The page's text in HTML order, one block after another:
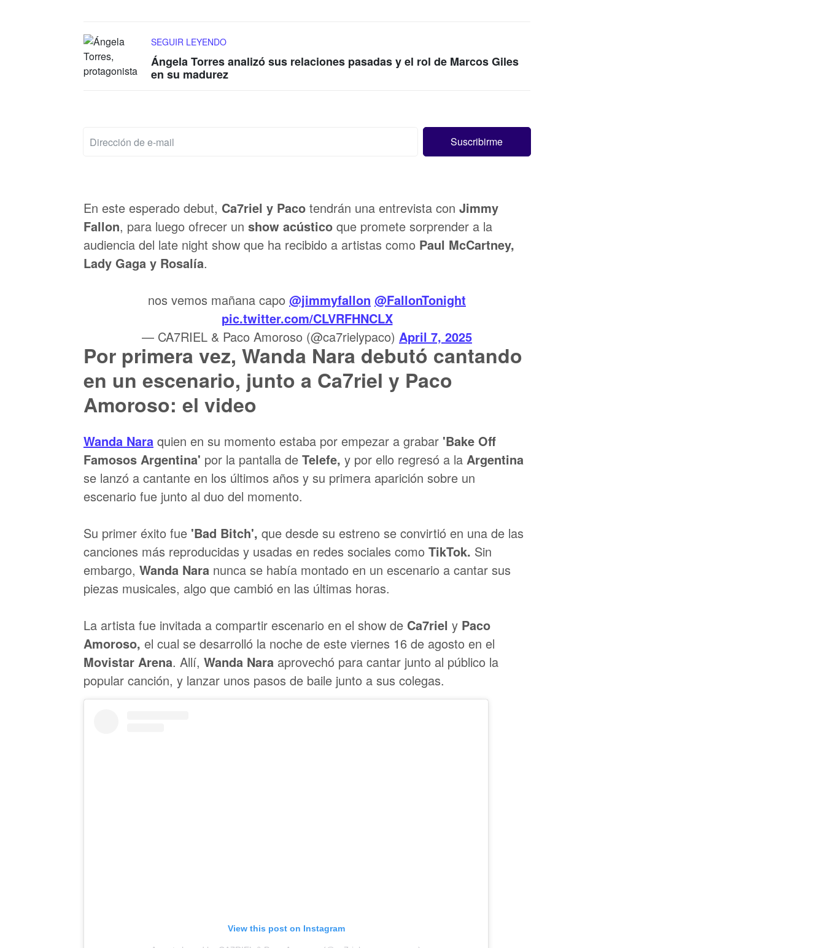
SEGUIR LEYENDO
Ángela Torres analizó sus relaciones pasadas y el rol de Marcos Giles
en su madurez
En este esperado debut, Ca7riel y Paco tendrán una entrevista con Jimmy
Fallon, para luego ofrecer un show acústico que promete sorprender a la
audiencia del late night show que ha recibido a artistas como Paul McCartney,
Lady Gaga y Rosalía.
nos vemos mañana capo @jimmyfallon @FallonTonight
pic.twitter.com/CLVRFHNCLX
— CA7RIEL & Paco Amoroso (@ca7rielypaco) April 7, 2025
Por primera vez, Wanda Nara debutó cantando
en un escenario, junto a Ca7riel y Paco
Amoroso: el video
Wanda Nara quien en su momento estaba por empezar a grabar 'Bake Off
Famosos Argentina' por la pantalla de Telefe, y por ello regresó a la Argentina
se lanzó a cantante en los últimos años y su primera aparición sobre un
escenario fue junto al duo del momento.
Su primer éxito fue 'Bad Bitch', que desde su estreno se convirtió en una de las
canciones más reproducidas y usadas en redes sociales como TikTok. Sin
embargo, Wanda Nara nunca se había montado en un escenario a cantar sus
piezas musicales, algo que cambió en las últimas horas.
La artista fue invitada a compartir escenario en el show de Ca7riel y Paco
Amoroso, el cual se desarrolló la noche de este viernes 16 de agosto en el
Movistar Arena. Allí, Wanda Nara aprovechó para cantar junto al público la
popular canción, y lanzar unos pasos de baile junto a sus colegas.
View this post on Instagram